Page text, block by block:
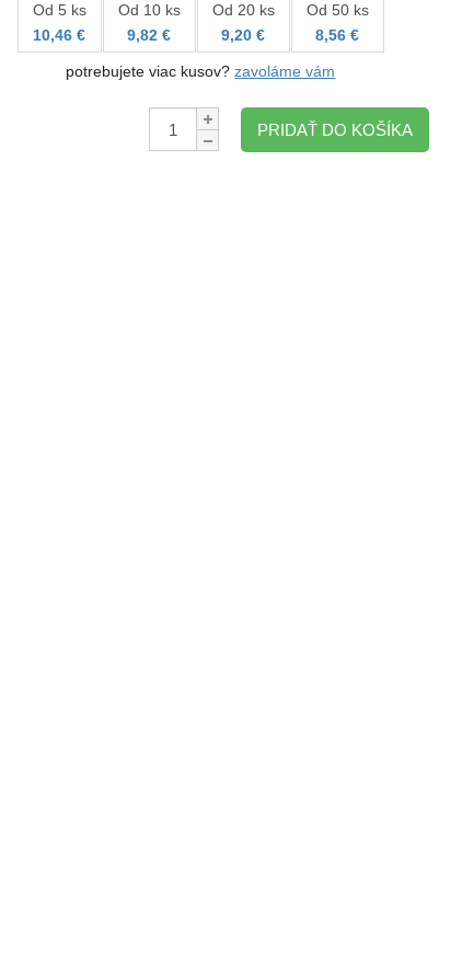
Od 5 ks
10,46 €
Od 10 ks
9,82 €
Od 20 ks
9,20 €
Od 50 ks
8,56 €
potrebujete viac kusov?zavoláme vám
Množstvo:
PRIDAŤ DO KOŠÍKA